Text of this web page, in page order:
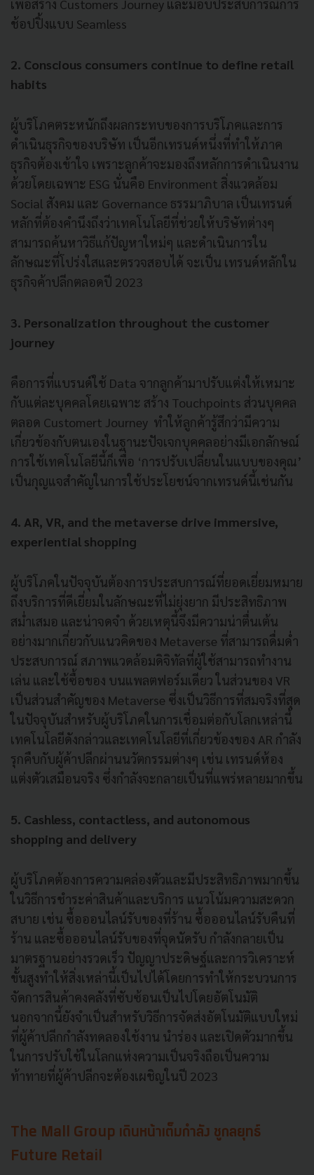
เพื่อสร้าง Customers Journey และมอบประสบการณ์การ
ช้อปปิ้งแบบ Seamless
2. Conscious consumers continue to define retail
habits
ผู้บริโภคตระหนักถึงผลกระทบของการบริโภคและการ
ดำเนินธุรกิจของบริษัท เป็นอีกเทรนด์หนึ่งที่ทำให้ภาค
ธุรกิจต้องเข้าใจ เพราะลูกค้าจะมองถึงหลักการดำเนินงาน
ด้วยโดยเฉพาะ ESG นั่นคือ Environment สิ่งแวดล้อม
Social สังคม และ Governance ธรรมาภิบาล เป็นเทรนด์
หลักที่ต้องคำนึงถึงว่าเทคโนโลยีที่ช่วยให้บริษัทต่างๆ
สามารถค้นหาวิธีแก้ปัญหาใหม่ๆ และดำเนินการใน
ลักษณะที่โปร่งใสและตรวจสอบได้ จะเป็น เทรนด์หลักใน
ธุรกิจค้าปลีกตลอดปี 2023
3. Personalization throughout the customer
journey
คือการที่แบรนด์ใช้ Data จากลูกค้ามาปรับแต่งให้เหมาะ
กับแต่ละบุคคลโดยเฉพาะ สร้าง Touchpoints ส่วนบุคคล
ตลอด Customert Journey ทำให้ลูกค้ารู้สึกว่ามีความ
เกี่ยวข้องกับตนเองในฐานะปัจเจกบุคคลอย่างมีเอกลักษณ์
การใช้เทคโนโลยีนี้ก็เพื่อ ‘การปรับเปลี่ยนในแบบของคุณ’
เป็นกุญแจสำคัญในการใช้ประโยชน์จากเทรนด์นี้เช่นกัน
4. AR, VR, and the metaverse drive immersive,
experiential shopping
ผู้บริโภคในปัจจุบันต้องการประสบการณ์ที่ยอดเยี่ยมหมาย
ถึงบริการที่ดีเยี่ยมในลักษณะที่ไม่ยุ่งยาก มีประสิทธิภาพ
สม่ำเสมอ และน่าจดจำ ด้วยเหตุนี้จึงมีความน่าตื่นเต้น
อย่างมากเกี่ยวกับแนวคิดของ Metaverse ที่สามารถดื่มด่ำ
ประสบการณ์ สภาพแวดล้อมดิจิทัลที่ผู้ใช้สามารถทำงาน
เล่น และใช้ซื้อของ บนแพลตฟอร์มเดียว ในส่วนของ VR
เป็นส่วนสำคัญของ Metaverse ซึ่งเป็นวิธีการที่สมจริงที่สุด
ในปัจจุบันสำหรับผู้บริโภคในการเชื่อมต่อกับโลกเหล่านี้
เทคโนโลยีดังกล่าวและเทคโนโลยีที่เกี่ยวข้องของ AR กำลัง
รุกคืบกับผู้ค้าปลีกผ่านนวัตกรรมต่างๆ เช่น เทรนด์ห้อง
แต่งตัวเสมือนจริง ซึ่งกำลังจะกลายเป็นที่แพร่หลายมากขึ้น
5. Cashless, contactless, and autonomous
shopping and delivery
ผู้บริโภคต้องการความคล่องตัวและมีประสิทธิภาพมากขึ้น
ในวิธีการชำระค่าสินค้าและบริการ แนวโน้มความสะดวก
สบาย เช่น ซื้อออนไลน์รับของที่ร้าน ซื้อออนไลน์รับคืนที่
ร้าน และซื้อออนไลน์รับของที่จุดนัดรับ กำลังกลายเป็น
มาตรฐานอย่างรวดเร็ว ปัญญาประดิษฐ์และการวิเคราะห์
ขั้นสูงทำให้สิ่งเหล่านี้เป็นไปได้โดยการทำให้กระบวนการ
จัดการสินค้าคงคลังที่ซับซ้อนเป็นไปโดยอัตโนมัติ
นอกจากนี้ยังจำเป็นสำหรับวิธีการจัดส่งอัตโนมัติแบบใหม่
ที่ผู้ค้าปลีกกำลังทดลองใช้งาน นำร่อง และเปิดตัวมากขึ้น
ในการปรับใช้ในโลกแห่งความเป็นจริงถือเป็นความ
ท้าทายที่ผู้ค้าปลีกจะต้องเผชิญในปี 2023
The Mall Group เดินหน้าเต็มกำลัง ชูกลยุทธ์
Future Retail